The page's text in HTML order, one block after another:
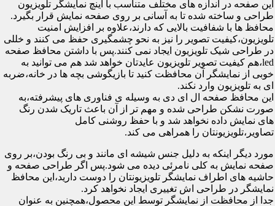
این صفحه در اندازه های مختلف متناسب با اینچ نمایشگر تلویزیون
طراحی و ساخته شده تا به آسانی بر روی صفحه نمایش قرار بگیرد.
محافظ ها با شفافیت بالایی که دارند،علاوه بر افزایش امنیت
تلویزیون،کیفیت تصویر را نیز به نحو چشمگیری حفظ می کنند و خللی
در طراحی شیک تلویزیون ایجاد نمی کنند.پس با داشتن محافظ صفحه
led،هم کیفیت تصویر تلویزیون عایدتان خواهد شد هم می توانید به
خوبی از نمایشگر آن محافظت کنید تا بازیگوشی بچه ها در خانه،ضربه
ای به تلویزیون وارد نکند.
این محافظ صفحه ال ای دی به وسیله ی فناوری های پیشرفته،به
صورت نشکن طراحی شده و مهم تر از آن باعث تاریک شدن رنگ
های نمایش داده نخواهد شد و با حفظ روشنی کامل
تصاویر،تلویزیونتان را همراهی می کند.
مورد دیگر اینکه به دلیل جنس شیشه ای مانند و بی رنگ بودن،بر روی
صفحه نمایش به کلی نامرئی دیده می شود.پس اگر طراحی صفحه و
حاشیه های اطراف نمایشگر تلویزیونتان را دوست دارید،این محافظ
نمایشگر در طراحی اش تغییری ایجاد نخواهد کرد.
جدا از محافظت از نمایشگر توسط این محصول،همچنین به عنوان